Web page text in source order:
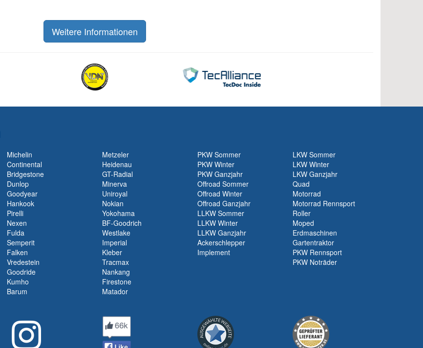
Weitere Informationen
Michelin
Continental
Bridgestone
Dunlop
Goodyear
Hankook
Pirelli
Nexen
Fulda
Semperit
Falken
Vredestein
Goodride
Kumho
Barum
Metzeler
Heidenau
GT-Radial
Minerva
Uniroyal
Nokian
Yokohama
BF-Goodrich
Westlake
Imperial
Kleber
Tracmax
Nankang
Firestone
Matador
PKW Sommer
PKW Winter
PKW Ganzjahr
Offroad Sommer
Offroad Winter
Offroad Ganzjahr
LLKW Sommer
LLKW Winter
LLKW Ganzjahr
Ackerschlepper
Implement
LKW Sommer
LKW Winter
LKW Ganzjahr
Quad
Motorrad
Motorrad Rennsport
Roller
Moped
Erdmaschinen
Gartentraktor
PKW Rennsport
PKW Noträder